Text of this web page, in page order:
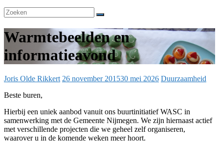
Warmtebeelden en
informatieavond
Joris Olde Rikkert 26 november 201530 mei 2026 Duurzaamheid
Beste buren,
Hierbij een uniek aanbod vanuit ons buurtinitiatief WASC in
samenwerking met de Gemeente Nijmegen. We zijn hiernaast actief
met verschillende projecten die we geheel zelf organiseren,
waarover u in de komende weken meer hoort.